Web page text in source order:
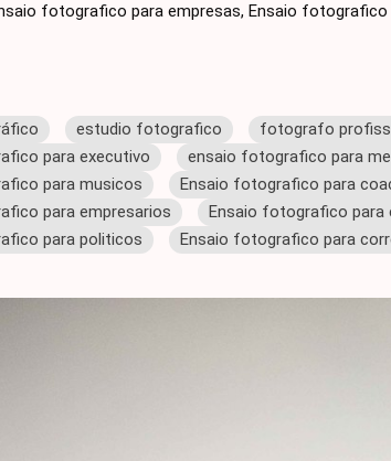
fotografico para empresas, Ensaio
estudio fotografico fotografo
para executivo
ensaio fotografico para
para musicos
Ensaio fotografico para
para empresarios
Ensaio fotografico para
para politicos
Ensaio fotografico para